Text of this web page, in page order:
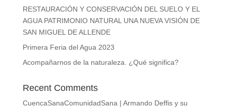
RESTAURACIÓN Y CONSERVACIÓN DEL SUELO Y EL
AGUA PATRIMONIO NATURAL UNA NUEVA VISIÓN DE
SAN MIGUEL DE ALLENDE
Primera Feria del Agua 2023
Acompañarnos de la naturaleza. ¿Qué significa?
Recent Comments
CuencaSanaComunidadSana | Armando Deffis y su